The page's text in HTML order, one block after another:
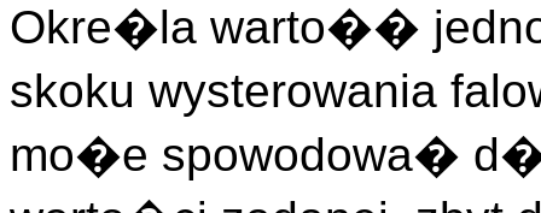
Okre�la warto��
skoku wysterowania
mo�e spowodowa�